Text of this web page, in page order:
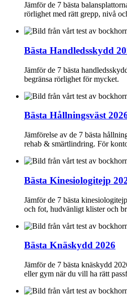
Jämför de 7 bästa
rörlighet med rätt grepp, nivå
Bästa Handledsskydd
Jämför de 7 bästa
begränsa rörlighet för mycket.
Bästa Hållningsväst
Jämförelse av de 7 bästa
rehab & smärtlindring. För
Bästa Kinesiologitejp
Jämför de 7 bästa
och fot, hudvänligt klister och
Bästa Knäskydd 2026
Jämför de 7 bästa knäskydd
eller gym när du vill ha rätt